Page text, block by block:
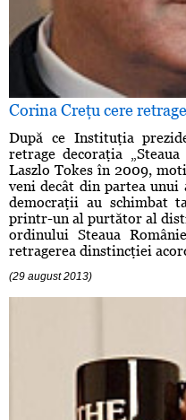
Corina Creţu cere
După ce Instituţia
retrage decoraţia
Laszlo Tokes în 2009,
veni decât din partea
democraţii au schimbat
printr-un al purtător al
ordinului Steaua
retragerea dinstincţiei
(29 august 2013)